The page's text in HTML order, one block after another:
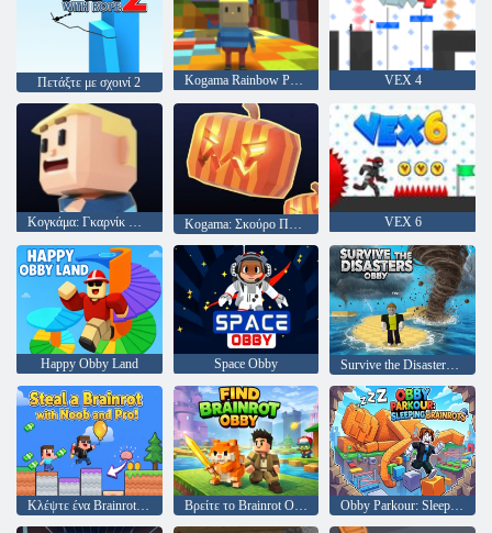
Πετάξτε με σχοινί 2 Kogama Rainbow Parkour VEX 4
Κογκάμα: Γκαρνίκ Πάρκουρ VEX 6
Happy Obby Land Space Obby Survive the Disasters: Obby
Κλέψτε ένα Brainrot με τους Noob και Pro! Βρείτε το Brainrot Obby Obby Parkour: Sleeping Brainrots